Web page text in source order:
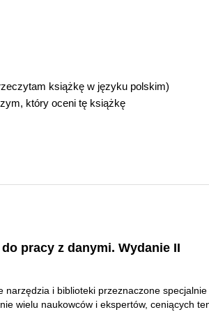
książkę w języku polskim)
który oceni tę książkę
pracy z danymi. Wydanie II
narzędzia i biblioteki przeznaczone specjalnie
wielu naukowców i ekspertów, ceniących